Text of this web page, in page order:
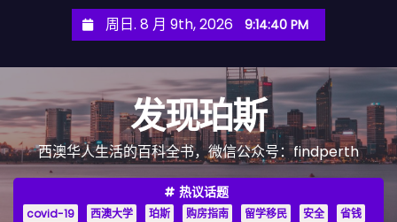
周日. 8 月 9th, 2026 9:14:42 PM
发现珀斯
西澳华人生活的百科全书，微信公众号：findperth
热议话题
covid-19 西澳大学 珀斯 购房指南 留学移民 安全 省钱